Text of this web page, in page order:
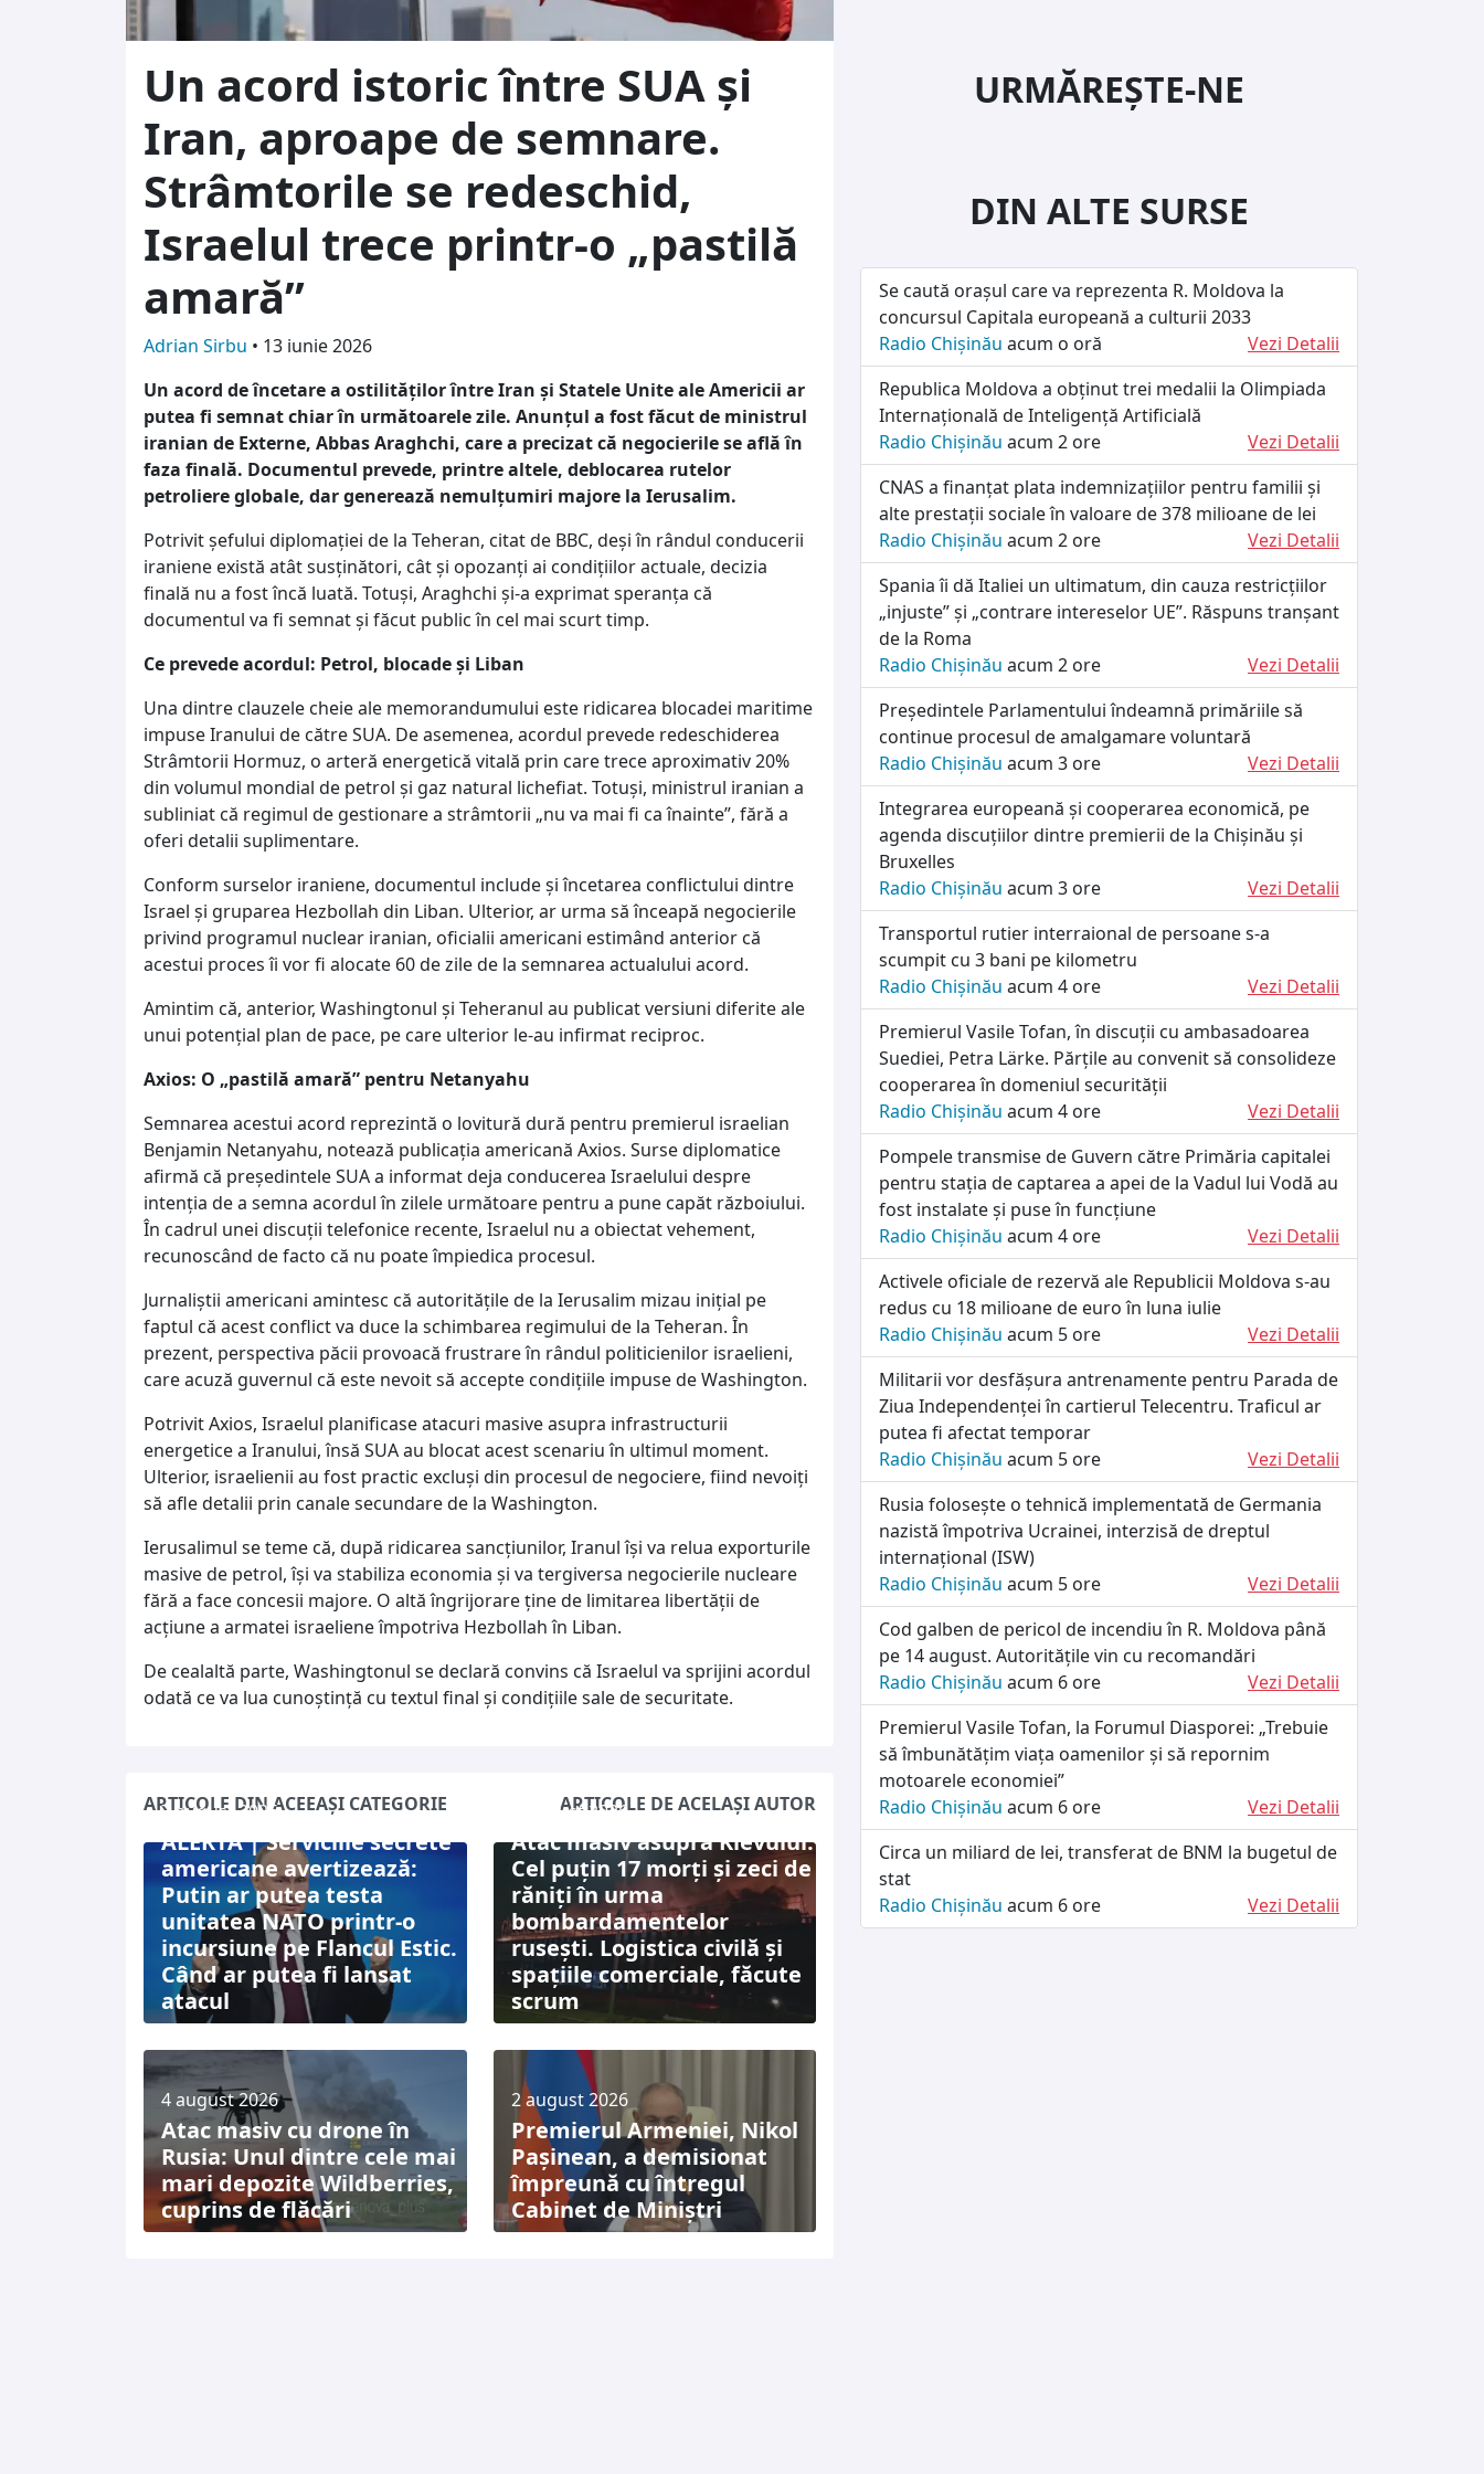
Un acord istoric între SUA și
Iran, aproape de semnare.
Strâmtorile se redeschid,
Israelul trece printr-o „pastilă
amară”
Adrian Sirbu • 13 iunie 2026
Un acord de încetare a ostilităților între Iran și Statele Unite ale Americii ar
putea fi semnat chiar în următoarele zile. Anunțul a fost făcut de ministrul
iranian de Externe, Abbas Araghchi, care a precizat că negocierile se află în
faza finală. Documentul prevede, printre altele, deblocarea rutelor
petroliere globale, dar generează nemulțumiri majore la Ierusalim.
Potrivit șefului diplomației de la Teheran, citat de BBC, deși în rândul conducerii
iraniene există atât susținători, cât și opozanți ai condițiilor actuale, decizia
finală nu a fost încă luată. Totuși, Araghchi și-a exprimat speranța că
documentul va fi semnat și făcut public în cel mai scurt timp.
Ce prevede acordul: Petrol, blocade și Liban
Una dintre clauzele cheie ale memorandumului este ridicarea blocadei maritime
impuse Iranului de către SUA. De asemenea, acordul prevede redeschiderea
Strâmtorii Hormuz, o arteră energetică vitală prin care trece aproximativ 20%
din volumul mondial de petrol și gaz natural lichefiat. Totuși, ministrul iranian a
subliniat că regimul de gestionare a strâmtorii „nu va mai fi ca înainte”, fără a
oferi detalii suplimentare.
Conform surselor iraniene, documentul include și încetarea conflictului dintre
Israel și gruparea Hezbollah din Liban. Ulterior, ar urma să înceapă negocierile
privind programul nuclear iranian, oficialii americani estimând anterior că
acestui proces îi vor fi alocate 60 de zile de la semnarea actualului acord.
Amintim că, anterior, Washingtonul și Teheranul au publicat versiuni diferite ale
unui potențial plan de pace, pe care ulterior le-au infirmat reciproc.
Axios: O „pastilă amară” pentru Netanyahu
Semnarea acestui acord reprezintă o lovitură dură pentru premierul israelian
Benjamin Netanyahu, notează publicația americană Axios. Surse diplomatice
afirmă că președintele SUA a informat deja conducerea Israelului despre
intenția de a semna acordul în zilele următoare pentru a pune capăt războiului.
În cadrul unei discuții telefonice recente, Israelul nu a obiectat vehement,
recunoscând de facto că nu poate împiedica procesul.
Jurnaliștii americani amintesc că autoritățile de la Ierusalim mizau inițial pe
faptul că acest conflict va duce la schimbarea regimului de la Teheran. În
prezent, perspectiva păcii provoacă frustrare în rândul politicienilor israelieni,
care acuză guvernul că este nevoit să accepte condițiile impuse de Washington.
Potrivit Axios, Israelul planificase atacuri masive asupra infrastructurii
energetice a Iranului, însă SUA au blocat acest scenariu în ultimul moment.
Ulterior, israelienii au fost practic excluși din procesul de negociere, fiind nevoiți
să afle detalii prin canale secundare de la Washington.
Ierusalimul se teme că, după ridicarea sancțiunilor, Iranul își va relua exporturile
masive de petrol, își va stabiliza economia și va tergiversa negocierile nucleare
fără a face concesii majore. O altă îngrijorare ține de limitarea libertății de
acțiune a armatei israeliene împotriva Hezbollah în Liban.
De cealaltă parte, Washingtonul se declară convins că Israelul va sprijini acordul
odată ce va lua cunoștință cu textul final și condițiile sale de securitate.
ARTICOLE DIN ACEEAȘI CATEGORIE ARTICOLE DE ACELAȘI AUTOR
7 august 2026
ALERTĂ | Serviciile secrete
americane avertizează:
Putin ar putea testa
unitatea NATO printr-o
incursiune pe Flancul Estic.
Când ar putea fi lansat
atacul
5 august 2026
Atac masiv asupra Kievului:
Cel puțin 17 morți și zeci de
răniți în urma
bombardamentelor
rusești. Logistica civilă și
spațiile comerciale, făcute
scrum
4 august 2026
Atac masiv cu drone în
Rusia: Unul dintre cele mai
mari depozite Wildberries,
cuprins de flăcări
2 august 2026
Premierul Armeniei, Nikol
Pașinean, a demisionat
împreună cu întregul
Cabinet de Miniștri
URMĂREȘTE-NE
DIN ALTE SURSE
Se caută orașul care va reprezenta R. Moldova la
concursul Capitala europeană a culturii 2033
Radio Chișinău acum o oră
Vezi Detalii
Republica Moldova a obținut trei medalii la Olimpiada
Internațională de Inteligență Artificială
Radio Chișinău acum 2 ore
Vezi Detalii
CNAS a finanțat plata indemnizațiilor pentru familii și
alte prestații sociale în valoare de 378 milioane de lei
Radio Chișinău acum 2 ore
Vezi Detalii
Spania îi dă Italiei un ultimatum, din cauza restricțiilor
„injuste” și „contrare intereselor UE”. Răspuns tranșant
de la Roma
Radio Chișinău acum 2 ore
Vezi Detalii
Președintele Parlamentului îndeamnă primăriile să
continue procesul de amalgamare voluntară
Radio Chișinău acum 3 ore
Vezi Detalii
Integrarea europeană și cooperarea economică, pe
agenda discuțiilor dintre premierii de la Chișinău și
Bruxelles
Radio Chișinău acum 3 ore
Vezi Detalii
Transportul rutier interraional de persoane s-a
scumpit cu 3 bani pe kilometru
Radio Chișinău acum 4 ore
Vezi Detalii
Premierul Vasile Tofan, în discuții cu ambasadoarea
Suediei, Petra Lärke. Părțile au convenit să consolideze
cooperarea în domeniul securității
Radio Chișinău acum 4 ore
Vezi Detalii
Pompele transmise de Guvern către Primăria capitalei
pentru stația de captarea a apei de la Vadul lui Vodă au
fost instalate și puse în funcțiune
Radio Chișinău acum 4 ore
Vezi Detalii
Activele oficiale de rezervă ale Republicii Moldova s-au
redus cu 18 milioane de euro în luna iulie
Radio Chișinău acum 5 ore
Vezi Detalii
Militarii vor desfășura antrenamente pentru Parada de
Ziua Independenței în cartierul Telecentru. Traficul ar
putea fi afectat temporar
Radio Chișinău acum 5 ore
Vezi Detalii
Rusia folosește o tehnică implementată de Germania
nazistă împotriva Ucrainei, interzisă de dreptul
internațional (ISW)
Radio Chișinău acum 5 ore
Vezi Detalii
Cod galben de pericol de incendiu în R. Moldova până
pe 14 august. Autoritățile vin cu recomandări
Radio Chișinău acum 6 ore
Vezi Detalii
Premierul Vasile Tofan, la Forumul Diasporei: „Trebuie
să îmbunătățim viața oamenilor și să repornim
motoarele economiei”
Radio Chișinău acum 6 ore
Vezi Detalii
Circa un miliard de lei, transferat de BNM la bugetul de
stat
Radio Chișinău acum 6 ore Vezi Detalii